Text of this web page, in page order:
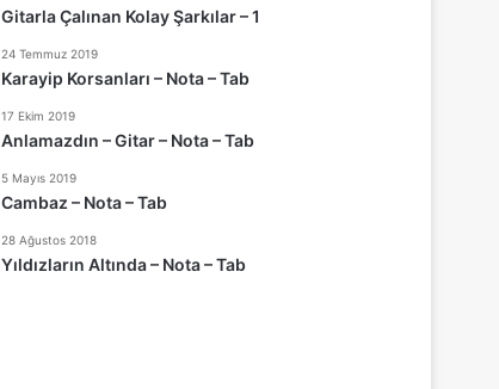
Gitarla Çalınan Kolay Şarkılar – 1
24 Temmuz 2019
Karayip Korsanları – Nota – Tab
17 Ekim 2019
Anlamazdın – Gitar – Nota – Tab
5 Mayıs 2019
Cambaz – Nota – Tab
28 Ağustos 2018
Yıldızların Altında – Nota – Tab